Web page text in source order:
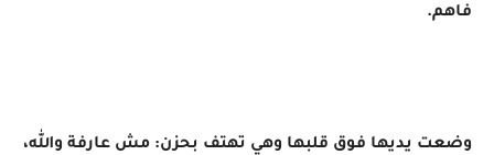
فاهم.
وضعت يديها فوق قلبها وهي تهتف بحزن: مش عارفة والله،